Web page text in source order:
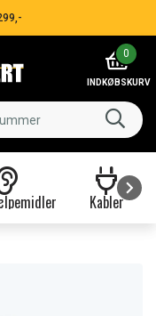
0
INDKØBSKURV
Kabler